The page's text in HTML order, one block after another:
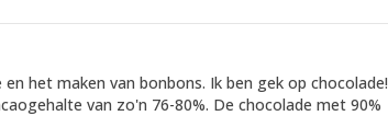
het maken van bonbons. Ik ben gek op chocolade!
van zo'n 76-80%. De chocolade met 90%